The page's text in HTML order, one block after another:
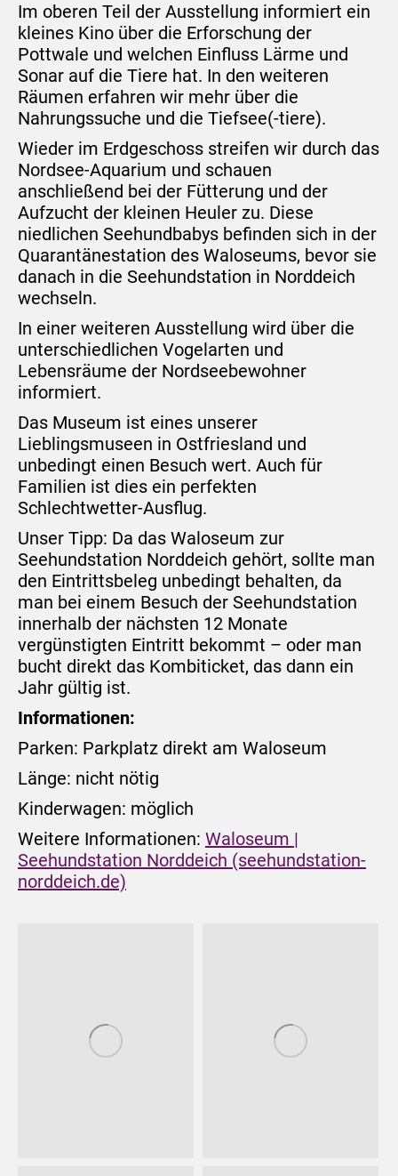
Im oberen Teil der Ausstellung informiert ein
kleines Kino über die Erforschung der
Pottwale und welchen Einfluss Lärme und
Sonar auf die Tiere hat. In den weiteren
Räumen erfahren wir mehr über die
Nahrungssuche und die Tiefsee(-tiere).
Wieder im Erdgeschoss streifen wir durch das
Nordsee-Aquarium und schauen
anschließend bei der Fütterung und der
Aufzucht der kleinen Heuler zu. Diese
niedlichen Seehundbabys befinden sich in der
Quarantänestation des Waloseums, bevor sie
danach in die Seehundstation in Norddeich
wechseln.
In einer weiteren Ausstellung wird über die
unterschiedlichen Vogelarten und
Lebensräume der Nordseebewohner
informiert.
Das Museum ist eines unserer
Lieblingsmuseen in Ostfriesland und
unbedingt einen Besuch wert. Auch für
Familien ist dies ein perfekten
Schlechtwetter-Ausflug.
Unser Tipp: Da das Waloseum zur
Seehundstation Norddeich gehört, sollte man
den Eintrittsbeleg unbedingt behalten, da
man bei einem Besuch der Seehundstation
innerhalb der nächsten 12 Monate
vergünstigten Eintritt bekommt – oder man
bucht direkt das Kombiticket, das dann ein
Jahr gültig ist.
Informationen:
Parken: Parkplatz direkt am Waloseum
Länge: nicht nötig
Kinderwagen: möglich
Weitere Informationen: Waloseum |
Seehundstation Norddeich (seehundstation-
norddeich.de)